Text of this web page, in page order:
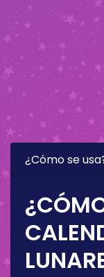
¿Cómo se